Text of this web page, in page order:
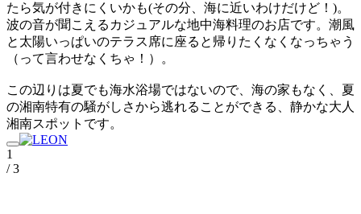
たら気が付きにくいかも(その分、海に近いわけだけど！)。
波の音が聞こえるカジュアルな地中海料理のお店です。潮風
と太陽いっぱいのテラス席に座ると帰りたくなくなっちゃう
（って言わせなくちゃ！）。
この辺りは夏でも海水浴場ではないので、海の家もなく、夏
の湘南特有の騒がしさから逃れることができる、静かな大人
湘南スポットです。
1
/ 3